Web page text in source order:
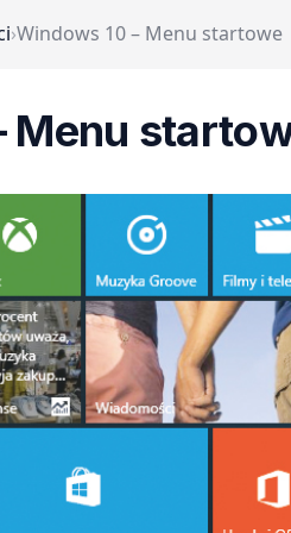
›Windows 10 – Menu startowe
Menu